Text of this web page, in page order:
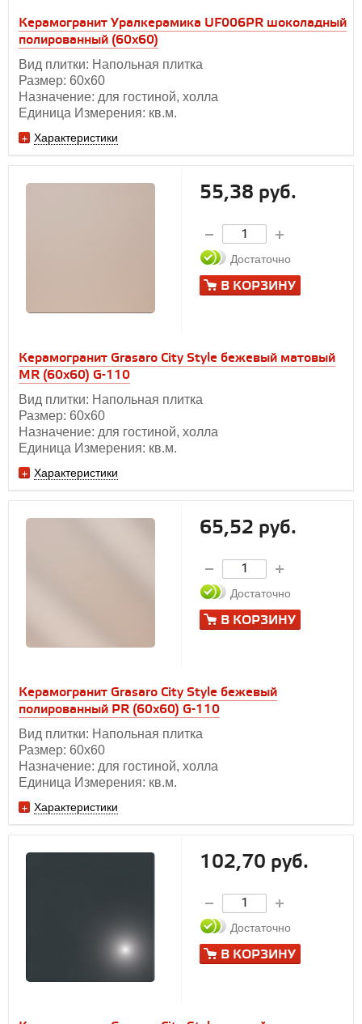
Керамогранит Уралкерамика UF006PR шоколадный
полированный (60х60)
Вид плитки: Напольная плитка
Размер: 60х60
Назначение: для гостиной, холла
Единица Измерения: кв.м.
Характеристики
Керамогранит Grasaro City Style бежевый матовый
MR (60х60) G-110
Вид плитки: Напольная плитка
Размер: 60х60
Назначение: для гостиной, холла
Единица Измерения: кв.м.
Характеристики
55,38 руб.
Достаточно
В КОРЗИНУ
Керамогранит Grasaro City Style бежевый
полированный PR (60х60) G-110
Вид плитки: Напольная плитка
Размер: 60х60
Назначение: для гостиной, холла
Единица Измерения: кв.м.
Характеристики
65,52 руб.
Достаточно
В КОРЗИНУ
102,70 руб.
Достаточно
В КОРЗИНУ